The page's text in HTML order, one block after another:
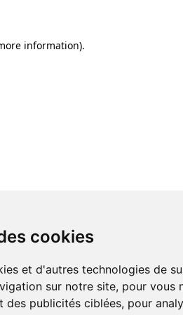
cookies
et d'autres technologies de
sur notre site, pour vous
des publicités ciblées, pour
information).